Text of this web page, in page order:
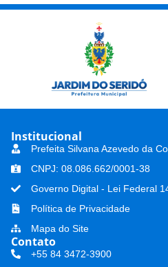
Institucional
Prefeita Silvana Azevedo da
CNPJ: 08.086.662/0001-38
Governo Digital - Lei Federal
Política de Privacidade
Mapa do Site
Contato
+55 84 3472-3900